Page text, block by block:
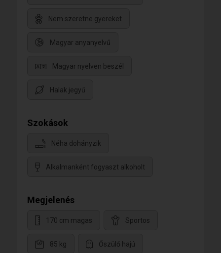
Nem szeretne gyereket
Magyar anyanyelvű
Magyar nyelven beszél
Halak jegyű
Szokások
Néha dohányzik
Alkalmanként fogyaszt alkoholt
Megjelenés
170 cm magas Sportos
85 kg Őszülő hajú